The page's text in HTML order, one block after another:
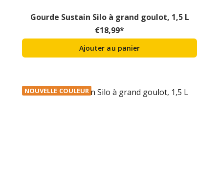
Gourde Sustain Silo à grand goulot, 1,5 L
€18,99*
Ajouter au panier
NOUVELLE COULEUR